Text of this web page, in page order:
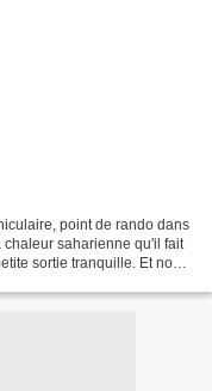
point de rando dans
chaleur saharienne qu'il fait
sortie tranquille. Et nous